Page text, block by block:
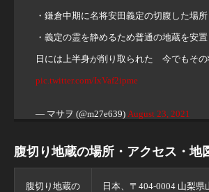
・鎌倉中期に名将安田義定の切腹した場所
・義定の霊を静めるため普通の地蔵を安
日には上半身が削り取られた 今でも
pic.twitter.com/IxVaf2ipme
— マサヲ (@m27e639) August 23, 2021
腹切り地蔵の場所・アクセス・地
腹切り地蔵の 日本、〒404-0004 山梨